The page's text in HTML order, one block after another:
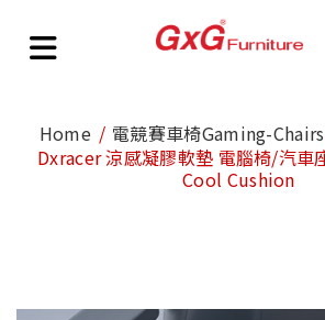
Home 電競賽車椅Gaming-Chairs
Dxracer 涼感凝膠軟墊 電腦椅/汽車
Cool Cushion